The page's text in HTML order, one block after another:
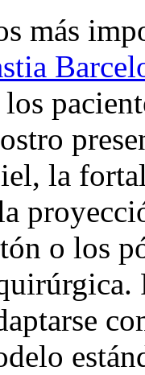
más
la
o los